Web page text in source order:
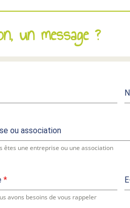
un message ?
ou association
êtes une entreprise ou une association
*
avons besoins de vous rappeler